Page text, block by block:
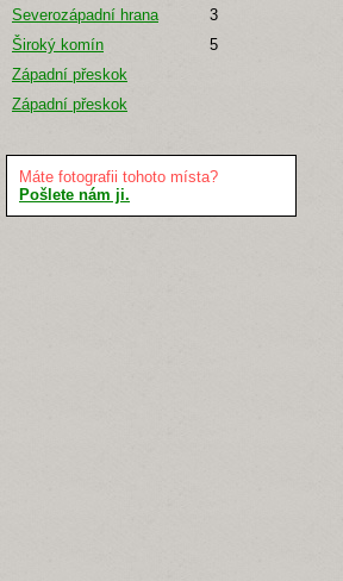
Severozápadní hrana
3
Široký komín
5
Západní přeskok
Západní přeskok
Máte fotografii tohoto místa?
Pošlete nám ji.